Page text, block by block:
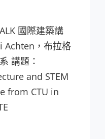
國際建築講
Achten，布拉格
講題：
and STEM
from CTU in